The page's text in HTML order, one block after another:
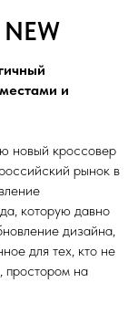
и
новый кроссовер
рынок в
которую давно
дизайна,
для тех, кто не
простором на